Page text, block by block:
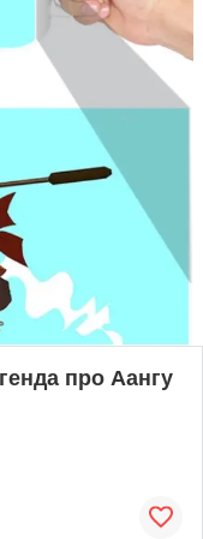
про Аангу